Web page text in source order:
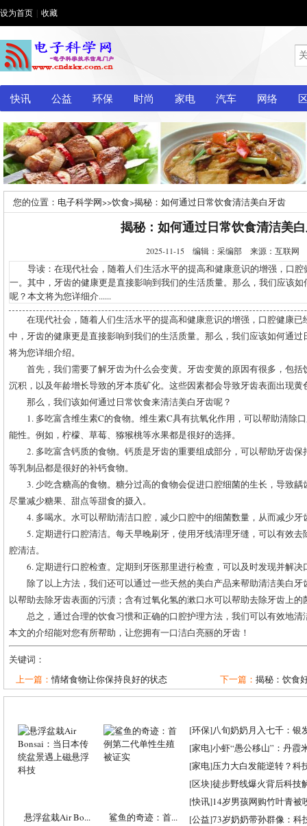
设为首页 收藏
快讯 公益 环保 时尚 家电 汽车 网络
您的位置： 电子科学网>>饮食>揭秘：如何通过日常饮食清洁美白牙齿
揭秘：如何通过日常饮食清洁美
2025-11-15 编辑：采编部 来源：互联网
导读：在现代社会，随着人们生活水平的提高和健康意识的增强，口腔
一。其中，牙齿的健康更是直接影响到我们的生活质量。那么，我们应该
呢？本文将为您详细介......
在现代社会，随着人们生活水平的提高和健康意识的增强，口腔健康
中，牙齿的健康更是直接影响到我们的生活质量。那么，我们应该如何通
将为您详细介绍。
首先，我们需要了解牙齿为什么会变黄。牙齿变黄的原因有很多，包
沉积，以及年龄增长导致的牙本质矿化。这些因素都会导致牙齿表面出现
那么，我们该如何通过日常饮食来清洁美白牙齿呢？
1. 多吃富含维生素C的食物。维生素C具有抗氧化作用，可以帮助清除
能性。例如，柠檬、草莓、猕猴桃等水果都是很好的选择。
2. 多吃富含钙质的食物。钙质是牙齿的重要组成部分，可以帮助牙齿
等乳制品都是很好的补钙食物。
3. 少吃含糖高的食物。糖分过高的食物会促进口腔细菌的生长，导致
尽量减少糖果、甜点等甜食的摄入。
4. 多喝水。水可以帮助清洁口腔，减少口腔中的细菌数量，从而减少牙
5. 定期进行口腔清洁。每天早晚刷牙，使用牙线清理牙缝，可以有效
腔清洁。
6. 定期进行口腔检查。定期到牙医那里进行检查，可以及时发现并解
除了以上方法，我们还可以通过一些天然的美白产品来帮助清洁美白
以帮助去除牙齿表面的污渍；含有过氧化氢的漱口水可以帮助去除牙齿上的
总之，通过合理的饮食习惯和正确的口腔护理方法，我们可以有效地
本文的介绍能对您有所帮助，让您拥有一口洁白亮丽的牙齿！
关键词：
上一篇：情绪食物让你保持良好的状态 下一篇： 揭秘：饮食
悬浮盆栽Air Bo... 鲨鱼的奇迹：首...
[环保]八旬奶奶月入七千：银
[家电]小虾“愚公移山”：丹霞
[家电]压力大白发能逆转？科
[区块]徒步野线爆火背后科技
[快讯]14岁男孩网购竹叶青被
[公益]73岁奶奶带孙群像：科